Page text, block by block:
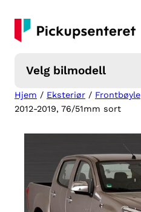
innhold
Velg bilmodell
Hjem / Eksteriør / Frontbøyle
2012-2019, 76/51mm sort